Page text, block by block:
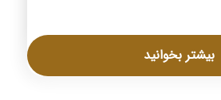
بیشتر بخوانید